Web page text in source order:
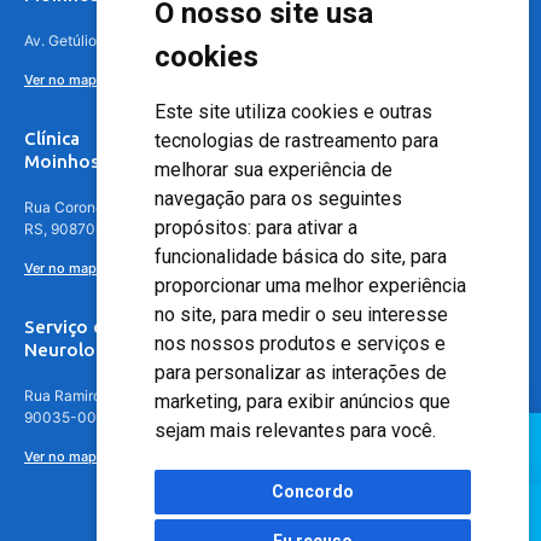
O nosso site usa
cookies
Este site utiliza cookies e outras
tecnologias de rastreamento para
melhorar sua experiência de
navegação para os seguintes
propósitos: para ativar a
funcionalidade básica do site, para
proporcionar uma melhor experiência
no site, para medir o seu interesse
nos nossos produtos e serviços e
para personalizar as interações de
marketing, para exibir anúncios que
sejam mais relevantes para você.
Concordo
Av. Getúlio Vargas, 4841 – Centro, Canoas – RS, 92010-010
Ver no mapa
Clínica
Moinhos de Vento - Teresópolis
Rua Coronel Aparício Borges, 250 - 3º andar - Teresópolis, Porto Alegre -
RS, 90870-016
Ver no mapa
Serviço de
Neurologia
Rua Ramiro Barcelos, 630 – 5º andar – Floresta, Porto Alegre – RS,
90035-001
Ver no mapa